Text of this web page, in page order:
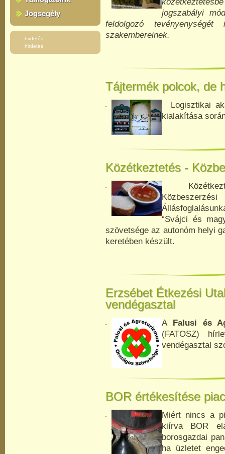
Jogsegély
hirdetés
hirdetés
jogszabályi
feldolgozó
szakembereinek.
Tájtermék polcok, de
Logisztikai
kialakítása
Közétkeztetés -
“Svájci és
szövetsége az autonóm helyi
keretében készült.
Erzsébet Étkezési
vendégasztal
A Falusi és
(FATOSZ)
vendégasztal
BOR értékesítése
Miért nincs a
kiírva BOR
borosgazdai
ha üzletet